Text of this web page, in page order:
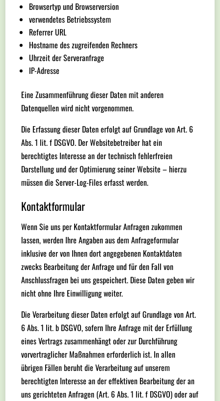
Browsertyp und Browserversion
verwendetes Betriebssystem
Referrer URL
Hostname des zugreifenden Rechners
Uhrzeit der Serveranfrage
IP-Adresse
Eine Zusammenführung dieser Daten mit anderen
Datenquellen wird nicht vorgenommen.
Die Erfassung dieser Daten erfolgt auf Grundlage von Art. 6
Abs. 1 lit. f DSGVO. Der Websitebetreiber hat ein
berechtigtes Interesse an der technisch fehlerfreien
Darstellung und der Optimierung seiner Website – hierzu
müssen die Server-Log-Files erfasst werden.
Kontaktformular
Wenn Sie uns per Kontaktformular Anfragen zukommen
lassen, werden Ihre Angaben aus dem Anfrageformular
inklusive der von Ihnen dort angegebenen Kontaktdaten
zwecks Bearbeitung der Anfrage und für den Fall von
Anschlussfragen bei uns gespeichert. Diese Daten geben wir
nicht ohne Ihre Einwilligung weiter.
Die Verarbeitung dieser Daten erfolgt auf Grundlage von Art.
6 Abs. 1 lit. b DSGVO, sofern Ihre Anfrage mit der Erfüllung
eines Vertrags zusammenhängt oder zur Durchführung
vorvertraglicher Maßnahmen erforderlich ist. In allen
übrigen Fällen beruht die Verarbeitung auf unserem
berechtigten Interesse an der effektiven Bearbeitung der an
uns gerichteten Anfragen (Art. 6 Abs. 1 lit. f DSGVO) oder auf